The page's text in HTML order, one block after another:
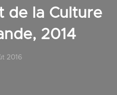
de la Culture
2014
2016